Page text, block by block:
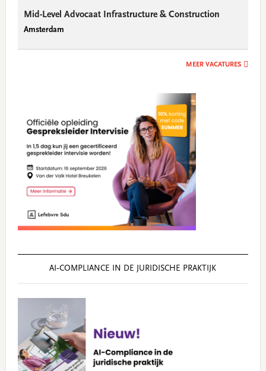
Mid-Level Advocaat Infrastructure & Construction
Amsterdam
MEER VACATURES
AI‑COMPLIANCE IN DE JURIDISCHE PRAKTIJK